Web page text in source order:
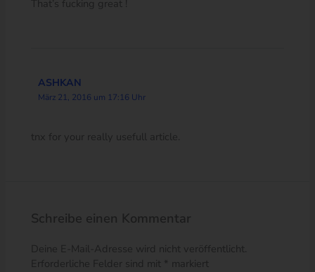
That’s fucking great !
ASHKAN
März 21, 2016 um 17:16 Uhr
tnx for your really usefull article.
Schreibe einen Kommentar
Deine E-Mail-Adresse wird nicht veröffentlicht.
Erforderliche Felder sind mit * markiert